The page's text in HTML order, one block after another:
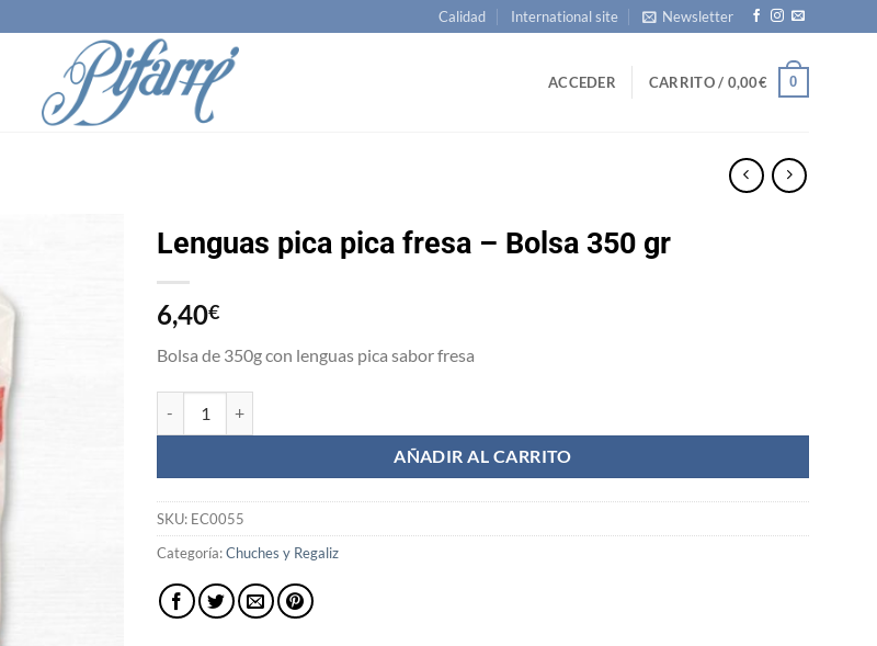
Calidad International site Newsletter
ACCEDER CARRITO / 0,00€ 0
Lenguas pica pica fresa – Bolsa 350 gr
6,40€
Bolsa de 350g con lenguas pica sabor fresa
AÑADIR AL CARRITO
SKU: EC0055
Categoría:Chuches y Regaliz